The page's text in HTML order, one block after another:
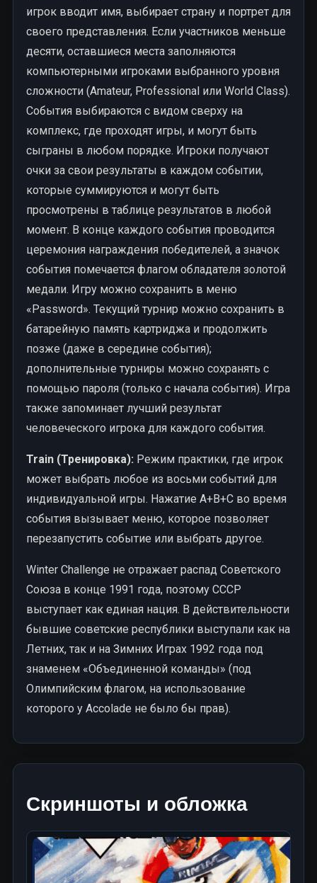
игрок вводит имя, выбирает страну и портрет для
своего представления. Если участников меньше
десяти, оставшиеся места заполняются
компьютерными игроками выбранного уровня
сложности (Amateur, Professional или World Class).
События выбираются с видом сверху на
комплекс, где проходят игры, и могут быть
сыграны в любом порядке. Игроки получают
очки за свои результаты в каждом событии,
которые суммируются и могут быть
просмотрены в таблице результатов в любой
момент. В конце каждого события проводится
церемония награждения победителей, а значок
события помечается флагом обладателя золотой
медали. Игру можно сохранить в меню
«Password». Текущий турнир можно сохранить в
батарейную память картриджа и продолжить
позже (даже в середине события);
дополнительные турниры можно сохранять с
помощью пароля (только с начала события). Игра
также запоминает лучший результат
человеческого игрока для каждого события.
Train (Тренировка): Режим практики, где игрок
может выбрать любое из восьми событий для
индивидуальной игры. Нажатие A+B+C во время
события вызывает меню, которое позволяет
перезапустить событие или выбрать другое.
Winter Challenge не отражает распад Советского
Союза в конце 1991 года, поэтому СССР
выступает как единая нация. В действительности
бывшие советские республики выступали как на
Летних, так и на Зимних Играх 1992 года под
знаменем «Объединенной команды» (под
Олимпийским флагом, на использование
которого у Accolade не было бы прав).
Скриншоты и обложка